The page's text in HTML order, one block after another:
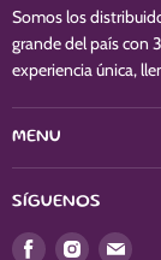
Somos los
grande del país con
experiencia única,
MENU
SÍGUENOS
Encuéntrenos